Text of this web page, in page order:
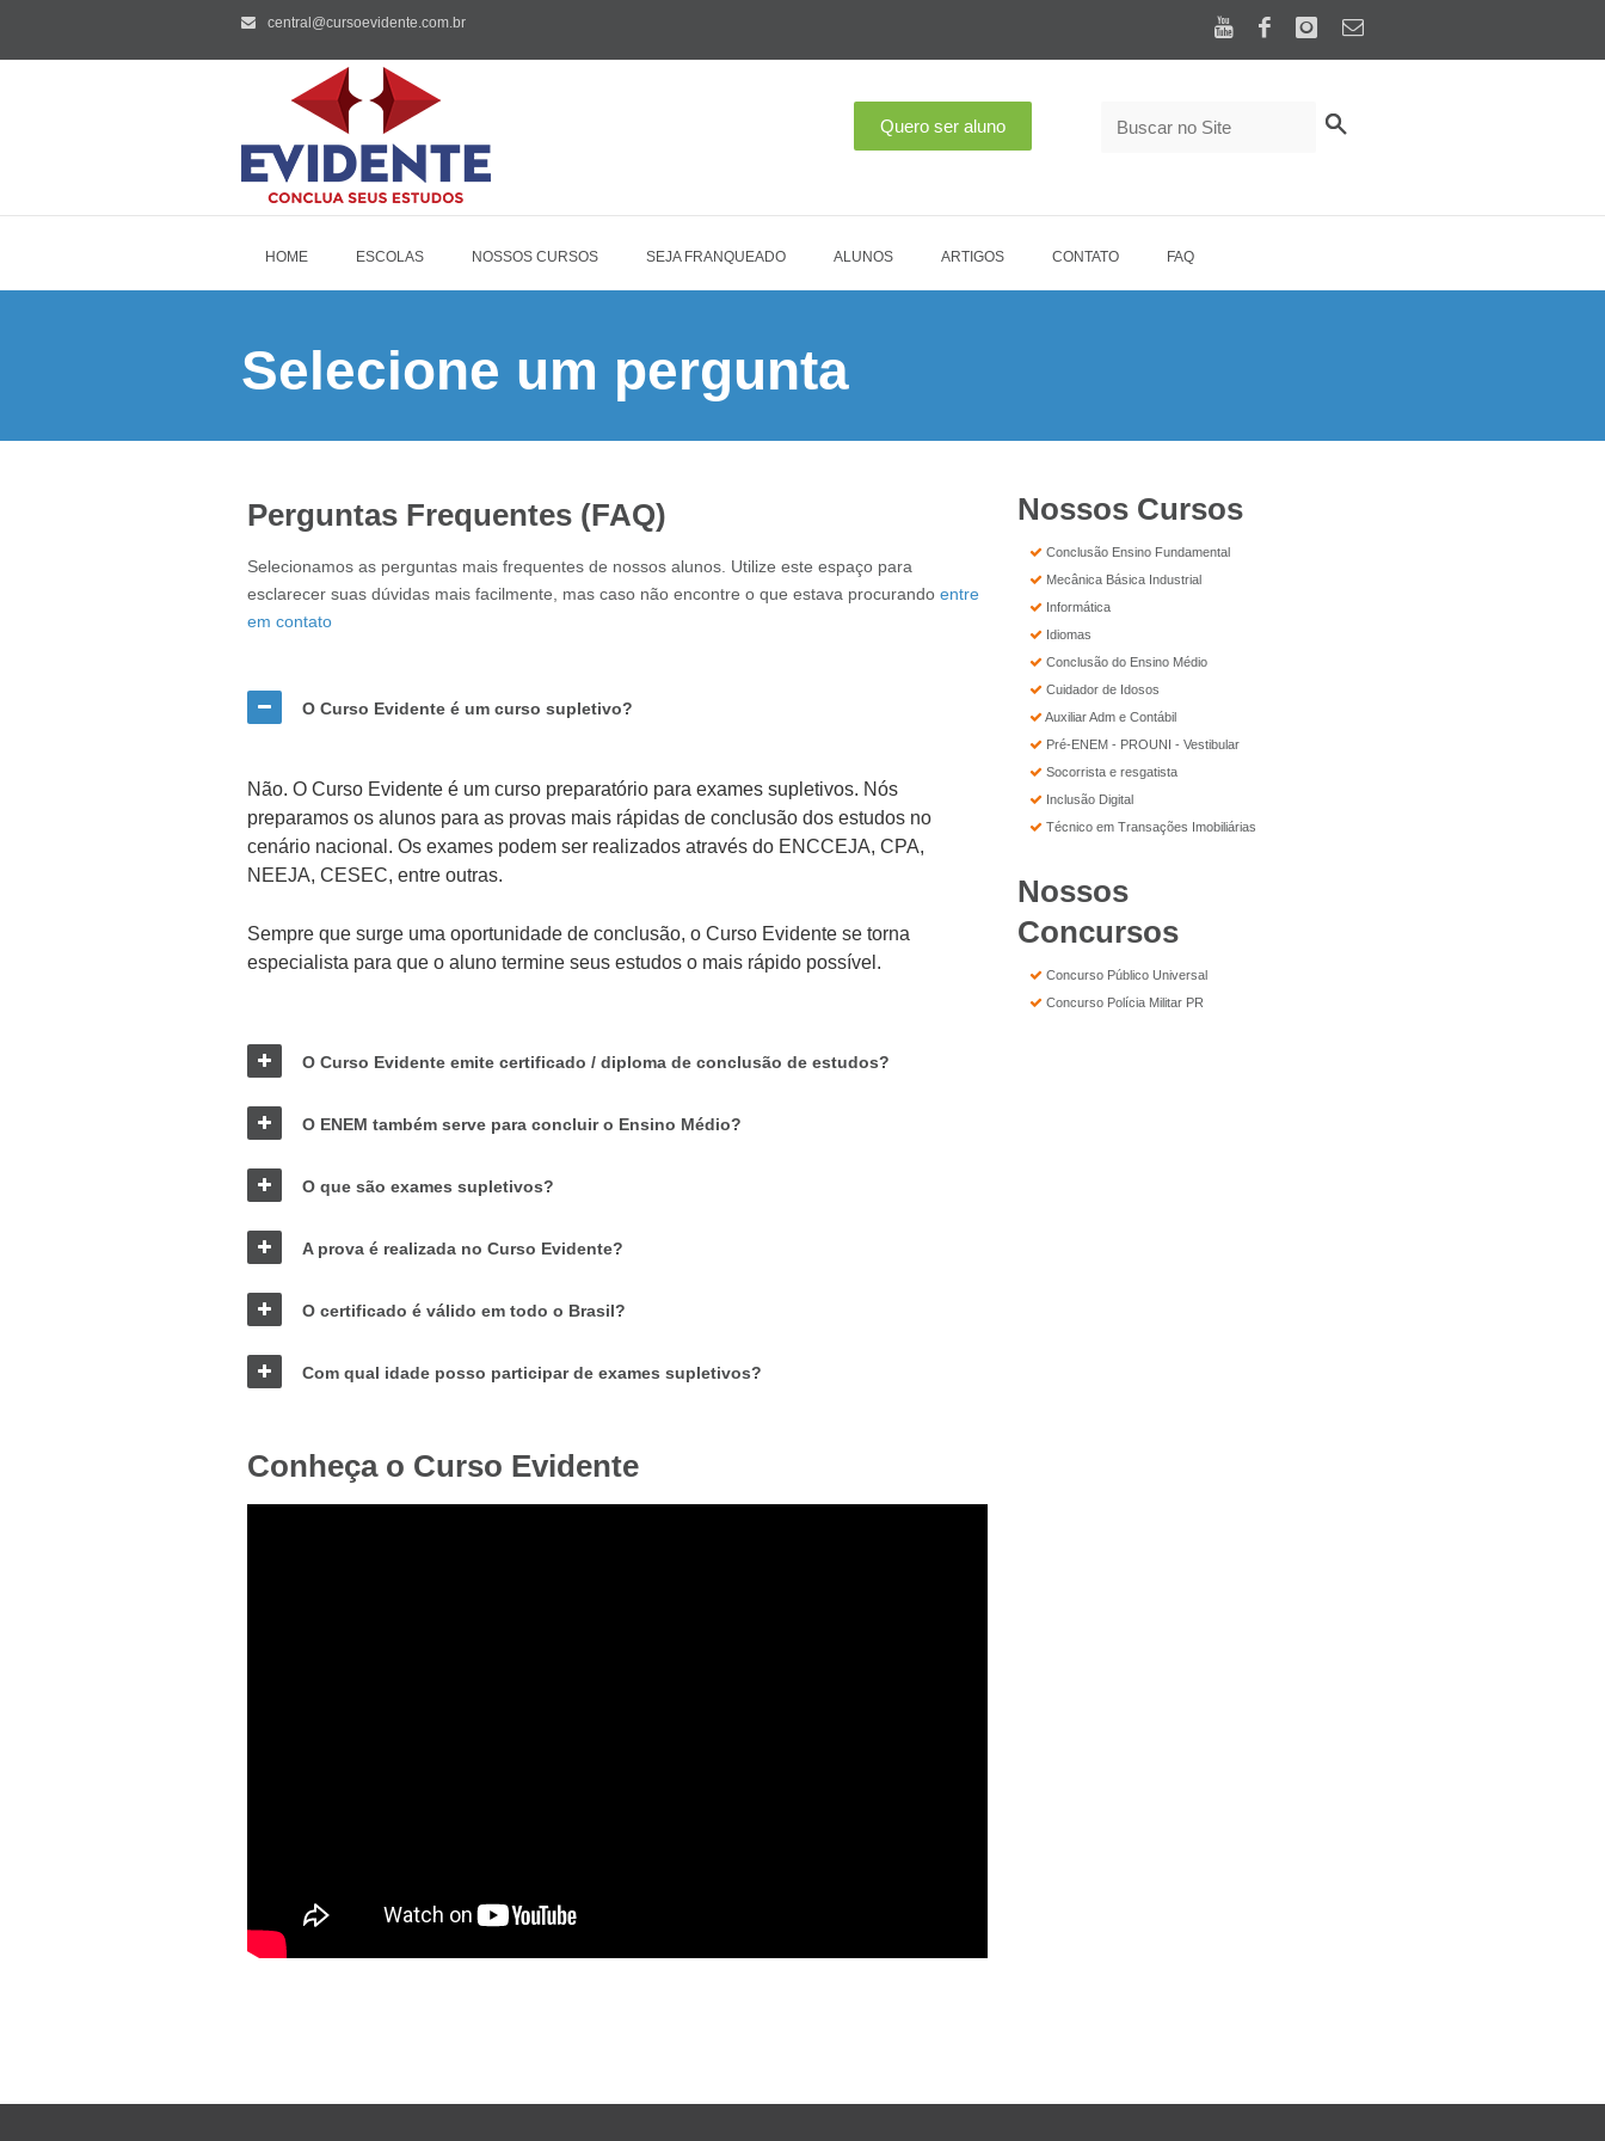
central@cursoevidente.com.br
HOME ESCOLAS NOSSOS CURSOS SEJA FRANQUEADO ALUNOS ARTIGOS CONTATO FAQ
Selecione um pergunta
Perguntas Frequentes (FAQ)
Selecionamos as perguntas mais frequentes de nossos alunos. Utilize este espaço para
esclarecer suas dúvidas mais facilmente, mas caso não encontre o que estava procurando entre
em contato
O Curso Evidente é um curso supletivo?
Não. O Curso Evidente é um curso preparatório para exames supletivos. Nós
preparamos os alunos para as provas mais rápidas de conclusão dos estudos no
cenário nacional. Os exames podem ser realizados através do ENCCEJA, CPA,
NEEJA, CESEC, entre outras.
Sempre que surge uma oportunidade de conclusão, o Curso Evidente se torna
especialista para que o aluno termine seus estudos o mais rápido possível.
O Curso Evidente emite certificado / diploma de conclusão de estudos?
O ENEM também serve para concluir o Ensino Médio?
O que são exames supletivos?
A prova é realizada no Curso Evidente?
O certificado é válido em todo o Brasil?
Com qual idade posso participar de exames supletivos?
Conheça o Curso Evidente
Nossos Cursos
Conclusão Ensino Fundamental
Mecânica Básica Industrial
Informática
Idiomas
Conclusão do Ensino Médio
Cuidador de Idosos
Auxiliar Adm e Contábil
Pré-ENEM - PROUNI - Vestibular
Socorrista e resgatista
Inclusão Digital
Técnico em Transações Imobiliárias
Nossos
Concursos
Concurso Público Universal
Concurso Polícia Militar PR